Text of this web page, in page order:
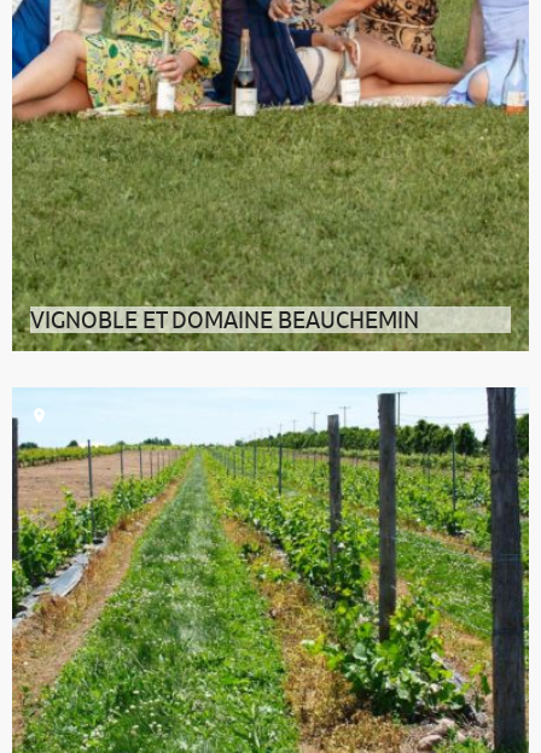
VIGNOBLE ET DOMAINE BEAUCHEMIN
À Yamachiche, le Vignoble et Domaine Beauchemin
produit des vins au tempérament